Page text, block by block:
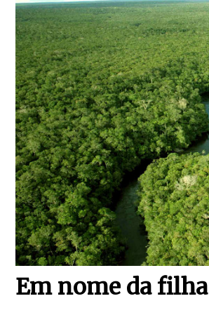
Em nome da filha